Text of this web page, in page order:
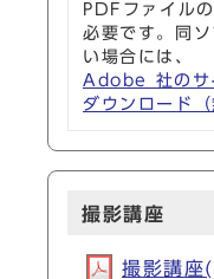
PDFファイル
必要です。同
い場合には、
Adobe 社の
ダウンロード
撮影講座
撮影講